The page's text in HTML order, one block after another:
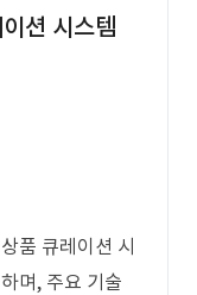
션 시스템
품 큐레이션 시
며, 주요 기술